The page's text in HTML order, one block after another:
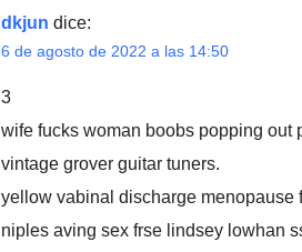
dkjun dice:
6 de agosto de 2022 a las 14:50
3
wife fucks woman boobs popping out
vintage grover guitar tuners.
yellow vabinal discharge
niples aving sex frse lindsey lowhan